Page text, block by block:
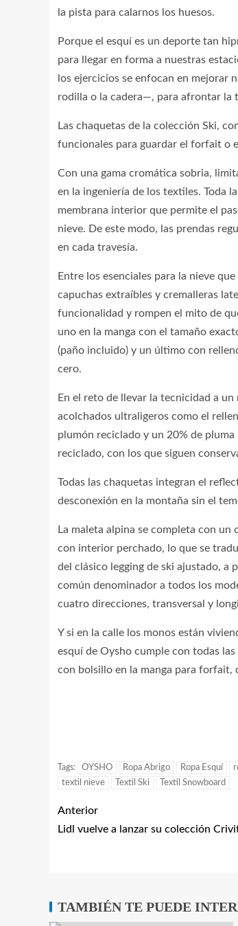
la pista para calarnos los huesos.
Porque el esquí es un deporte tan
para llegar en forma a nuestras
los ejercicios se enfocan en mejorar
rodilla o la cadera—, para afrontar la
Las chaquetas de la colección Ski,
funcionales para guardar el forfait o
Con una gama cromática sobria,
en la ingeniería de los textiles. Toda
membrana interior que permite el
nieve. De este modo, las prendas
en cada travesía.
Entre los esenciales para la nieve
capuchas extraíbles y cremalleras
funcionalidad y rompen el mito de
uno en la manga con el tamaño
(paño incluido) y un último con
cero.
En el reto de llevar la tecnicidad a
acolchados ultraligeros como el
plumón reciclado y un 20% de
reciclado, con los que siguen
Todas las chaquetas integran el
desconexión en la montaña sin el
La maleta alpina se completa con
con interior perchado, lo que se
del clásico legging de ski ajustado, a
común denominador a todos los
cuatro direcciones, transversal y
Y si en la calle los monos están
esquí de Oysho cumple con todas
con bolsillo en la manga para
Tags: OYSHO Ropa Abrigo Ropa Esquí
textil nieve
Textil Ski Textil Snowboard
Anterior
Lidl vuelve a lanzar su colección
TAMBIÉN TE PUEDE